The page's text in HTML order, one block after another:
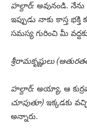
హల్దార్: అవునండి.
ఇప్పుడు నాకు కాస్త
సమస్య గురించి మీ
శ్రీరామకృష్ణులు
హల్దార్: అయ్యా, ఆ
చూపుతూ) ఇక్కడకు
అన్నారు.